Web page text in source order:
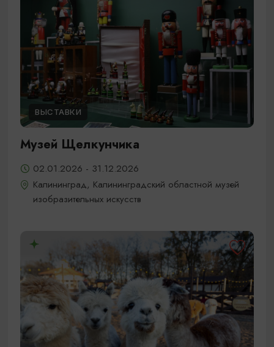
ВЫСТАВКИ
Музей Щелкунчика
02.01.2026 - 31.12.2026
Калининград, Калининградский областной музей
изобразительных искусств